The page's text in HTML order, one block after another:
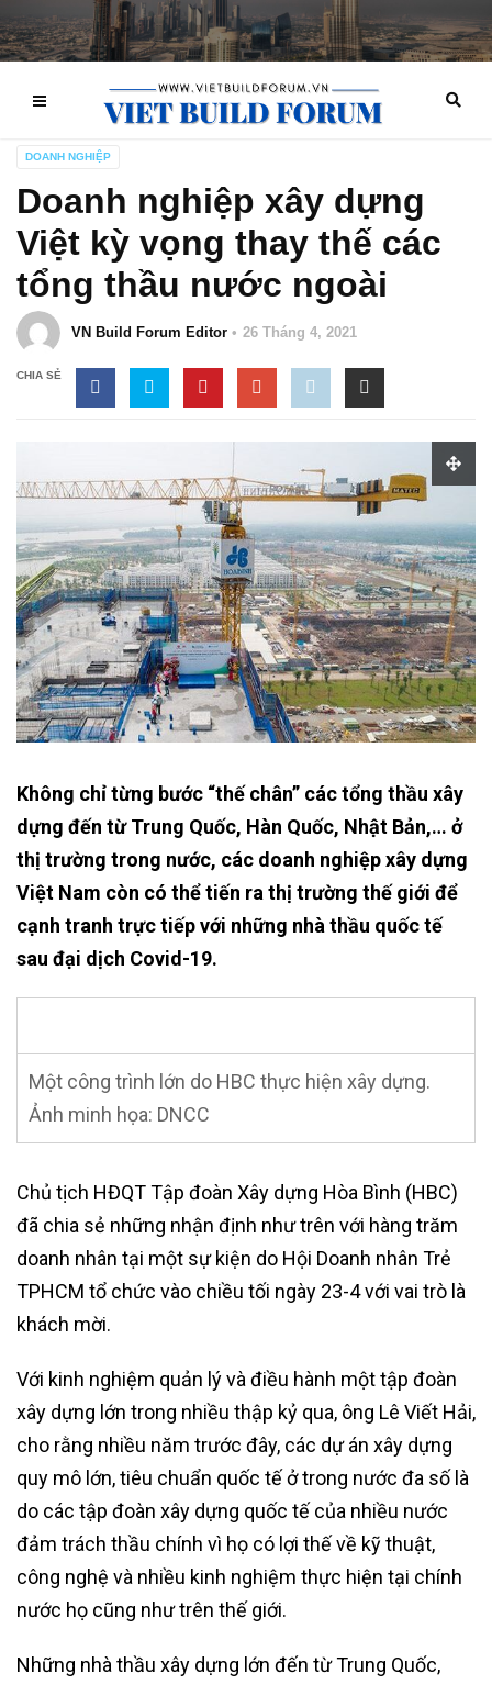
DOANH NGHIỆP
Doanh nghiệp xây dựng
Việt kỳ vọng thay thế các
tổng thầu nước ngoài
VN Build Forum Editor 26 Tháng 4, 2021
CHIA SẺ
Không chỉ từng bước “thế chân” các tổng thầu xây
dựng đến từ Trung Quốc, Hàn Quốc, Nhật Bản,… ở
thị trường trong nước, các doanh nghiệp xây dựng
Việt Nam còn có thể tiến ra thị trường thế giới để
cạnh tranh trực tiếp với những nhà thầu quốc tế
sau đại dịch Covid-19.
Một công trình lớn do HBC thực hiện xây dựng.
Ảnh minh họa: DNCC
Chủ tịch HĐQT Tập đoàn Xây dựng Hòa Bình (HBC)
đã chia sẻ những nhận định như trên với hàng trăm
doanh nhân tại một sự kiện do Hội Doanh nhân Trẻ
TPHCM tổ chức vào chiều tối ngày 23-4 với vai trò là
khách mời.
Với kinh nghiệm quản lý và điều hành một tập đoàn
xây dựng lớn trong nhiều thập kỷ qua, ông Lê Viết Hải,
cho rằng nhiều năm trước đây, các dự án xây dựng
quy mô lớn, tiêu chuẩn quốc tế ở trong nước đa số là
do các tập đoàn xây dựng quốc tế của nhiều nước
đảm trách thầu chính vì họ có lợi thế về kỹ thuật,
công nghệ và nhiều kinh nghiệm thực hiện tại chính
nước họ cũng như trên thế giới.
Những nhà thầu xây dựng lớn đến từ Trung Quốc,